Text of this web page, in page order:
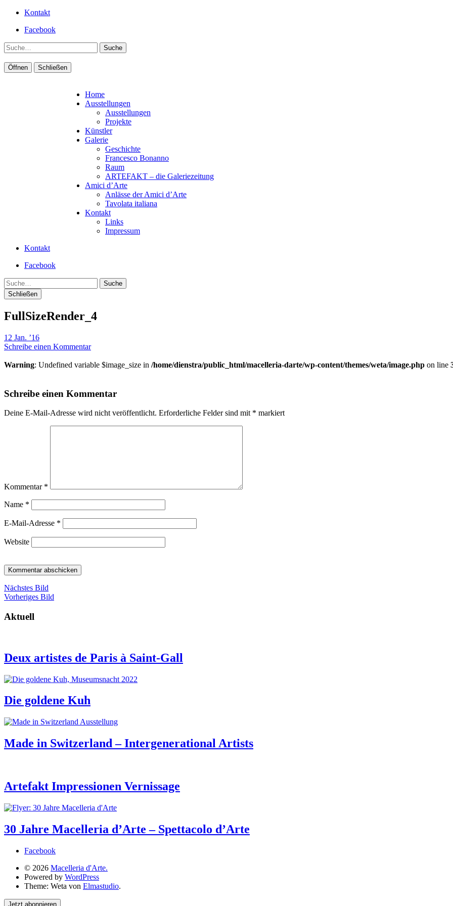
Kontakt
Facebook
Suche
Öffnen Schließen
Home
Ausstellungen
Ausstellungen
Projekte
Künstler
Galerie
Geschichte
Francesco Bonanno
Raum
ARTEFAKT – die Galeriezeitung
Amici d’Arte
Anlässe der Amici d’Arte
Tavolata italiana
Kontakt
Links
Impressum
Kontakt
Facebook
Suche
Schließen
FullSizeRender_4
12 Jan. ’16
Schreibe einen Kommentar
Warning: Undefined variable $image_size in /home/dienstra/public_html/macelleria-darte/wp-content/themes/weta/image.php on line
Schreibe einen Kommentar
Deine E-Mail-Adresse wird nicht veröffentlicht. Erforderliche Felder sind mit * markiert
Kommentar *
Name *
E-Mail-Adresse *
Website
Nächstes Bild
Vorheriges Bild
Aktuell
Deux artistes de Paris à Saint-Gall
Die goldene Kuh
Made in Switzerland – Intergenerational Artists
Artefakt Impressionen Vernissage
30 Jahre Macelleria d’Arte – Spettacolo d’Arte
Facebook
© 2026 Macelleria d'Arte.
Powered by WordPress
Theme: Weta von Elmastudio.
Jetzt abonnieren